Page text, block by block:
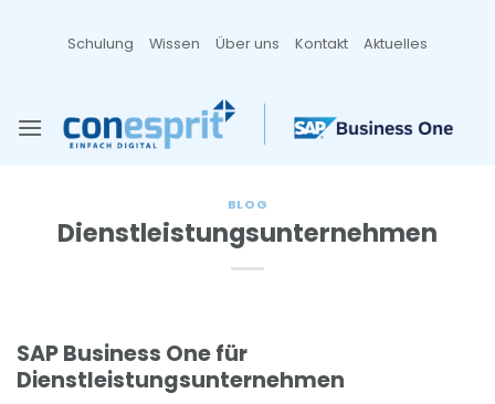
Schulung Wissen Über uns Kontakt Aktuelles
BLOG
Dienstleistungsunternehmen
SAP Business One für
Dienstleistungsunternehmen